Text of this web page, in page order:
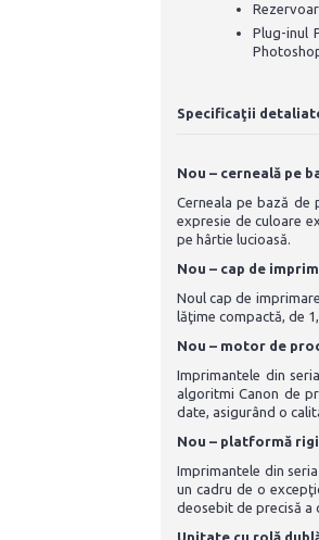
Plug-inul
Specificaţii
Nou – cerneală pe
Cerneala pe bază de
expresie de culoare
pe hârtie lucioasă.
Nou – cap de
Noul cap de
lăţime compactă, de
Nou – motor de
Imprimantele din
algoritmi Canon de
date, asigurând o
Nou – platformă
Imprimantele din
un cadru de o
deosebit de precisă a
Unitate cu rolă